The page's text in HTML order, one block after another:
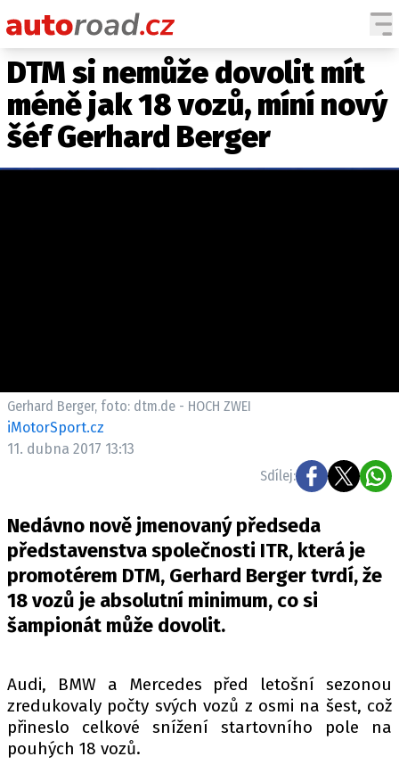
AUTA
TESTY AUT
NOVINKY
ELEKTRO
TESTY ELEKTROMOBILŮ
RALLY
OSTATNÍ
TISKOVKY
Z DOMOVA
ZE SVĚTA
DTM si nemůže dovolit mít
méně jak 18 vozů, míní nový
šéf Gerhard Berger
Gerhard Berger, foto: dtm.de - HOCH ZWEI
iMotorSport.cz
11. dubna 2017 13:13
Sdílej:
Nedávno nově jmenovaný předseda
představenstva společnosti ITR, která je
promotérem DTM, Gerhard Berger tvrdí, že
18 vozů je absolutní minimum, co si
šampionát může dovolit.
Audi, BMW a Mercedes před letošní sezonou
zredukovaly počty svých vozů z osmi na šest, což
přineslo celkové snížení startovního pole na
pouhých 18 vozů.